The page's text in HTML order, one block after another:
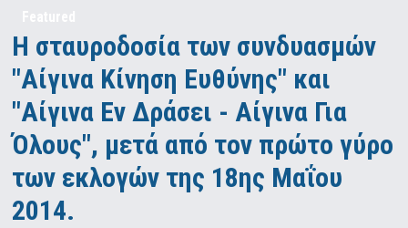
Η σταυροδοσία των συνδυασμών
"Αίγινα Κίνηση Ευθύνης" και
"Αίγινα Εν Δράσει - Αίγινα Για
Όλους", μετά από τον πρώτο γύρο
των εκλογών της 18ης Μαΐου
2014.